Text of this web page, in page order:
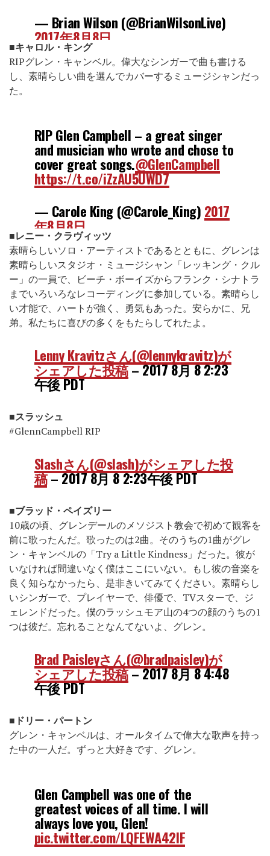
— Brian Wilson (@BrianWilsonLive)
2017年8月8日
■キャロル・キング
RIPグレン・キャンベル。偉大なシンガーで曲も書ける
し、素晴らしい曲を選んでカバーするミュージシャンだっ
た。
RIP Glen Campbell – a great singer
and musician who wrote and chose to
cover great songs.@GlenCampbell
https://t.co/iZzAU5UWD7
— Carole King (@Carole_King) 2017
年8月8日
■レニー・クラヴィッツ
素晴らしいソロ・アーティストであるとともに、グレンは
素晴らしいスタジオ・ミュージシャン「レッキング・クル
ー」の一員で、ビーチ・ボーイズからフランク・シナトラ
までいろいろなレコーディングに参加している。素晴らし
い才能で、ハートが強く、勇気もあった。安らかに、兄
弟。私たちに喜びの多くをもたらしてれたよ。
Lenny Kravitzさん(@lennykravitz)が
シェアした投稿–2017 8月 8 2:23
午後 PDT
■スラッシュ
#GlennCampbell RIP
Slashさん(@slash)がシェアした投
稿–2017 8月 8 2:23午後 PDT
■ブラッド・ペイズリー
10歳の頃、グレンデールのメソジスト教会で初めて観客を
前に歌ったんだ。歌ったのは2曲。そのうちの1曲がグレ
ン・キャンベルの「Try a Little Kindness」だった。彼が
いなければ間違いなく僕はここにいない。もし彼の音楽を
良く知らなかったら、是非きいてみてください。素晴らし
いシンガーで、プレイヤーで、俳優で、TVスターで、ジ
ェレンドだった。僕のラッシュモア山の4つの顔のうちの1
つは彼だ。忘れることなんてないよ、グレン。
Brad Paisleyさん(@bradpaisley)が
シェアした投稿–2017 8月 8 4:48
午後 PDT
■ ドリー・パートン
グレン・キャンベルは、オールタイムで偉大な歌声を持っ
た中の一人だ。ずっと大好きです、グレン。
Glen Campbell was one of the
greatest voices of all time. I will
always love you, Glen!
pic.twitter.com/LQFEWA42lF